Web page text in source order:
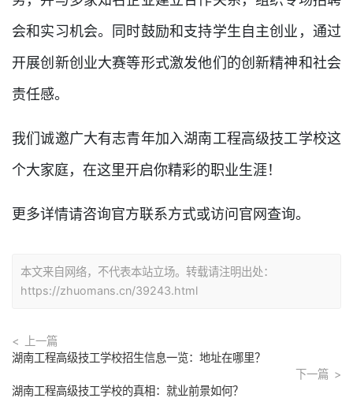
会和实习机会。同时鼓励和支持学生自主创业，通过
开展创新创业大赛等形式激发他们的创新精神和社会
责任感。
我们诚邀广大有志青年加入湖南工程高级技工学校这
个大家庭，在这里开启你精彩的职业生涯！
更多详情请咨询官方联系方式或访问官网查询。
本文来自网络，不代表本站立场。转载请注明出处：
https://zhuomans.cn/39243.html
上一篇
湖南工程高级技工学校招生信息一览：地址在哪里？
下一篇
湖南工程高级技工学校的真相：就业前景如何？